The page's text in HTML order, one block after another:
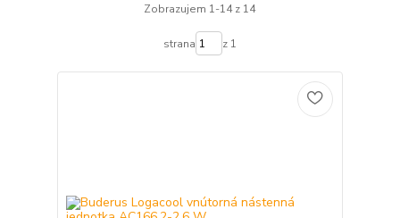
Zobrazujem 1-14 z 14
strana z 1